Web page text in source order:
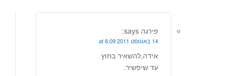
פירגה says:
14 באוגוסט 2011 at 6:09
אידה,להשאיר בחוץ
עד שיפשיר.